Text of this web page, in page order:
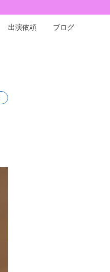
出演依頼 ブログ